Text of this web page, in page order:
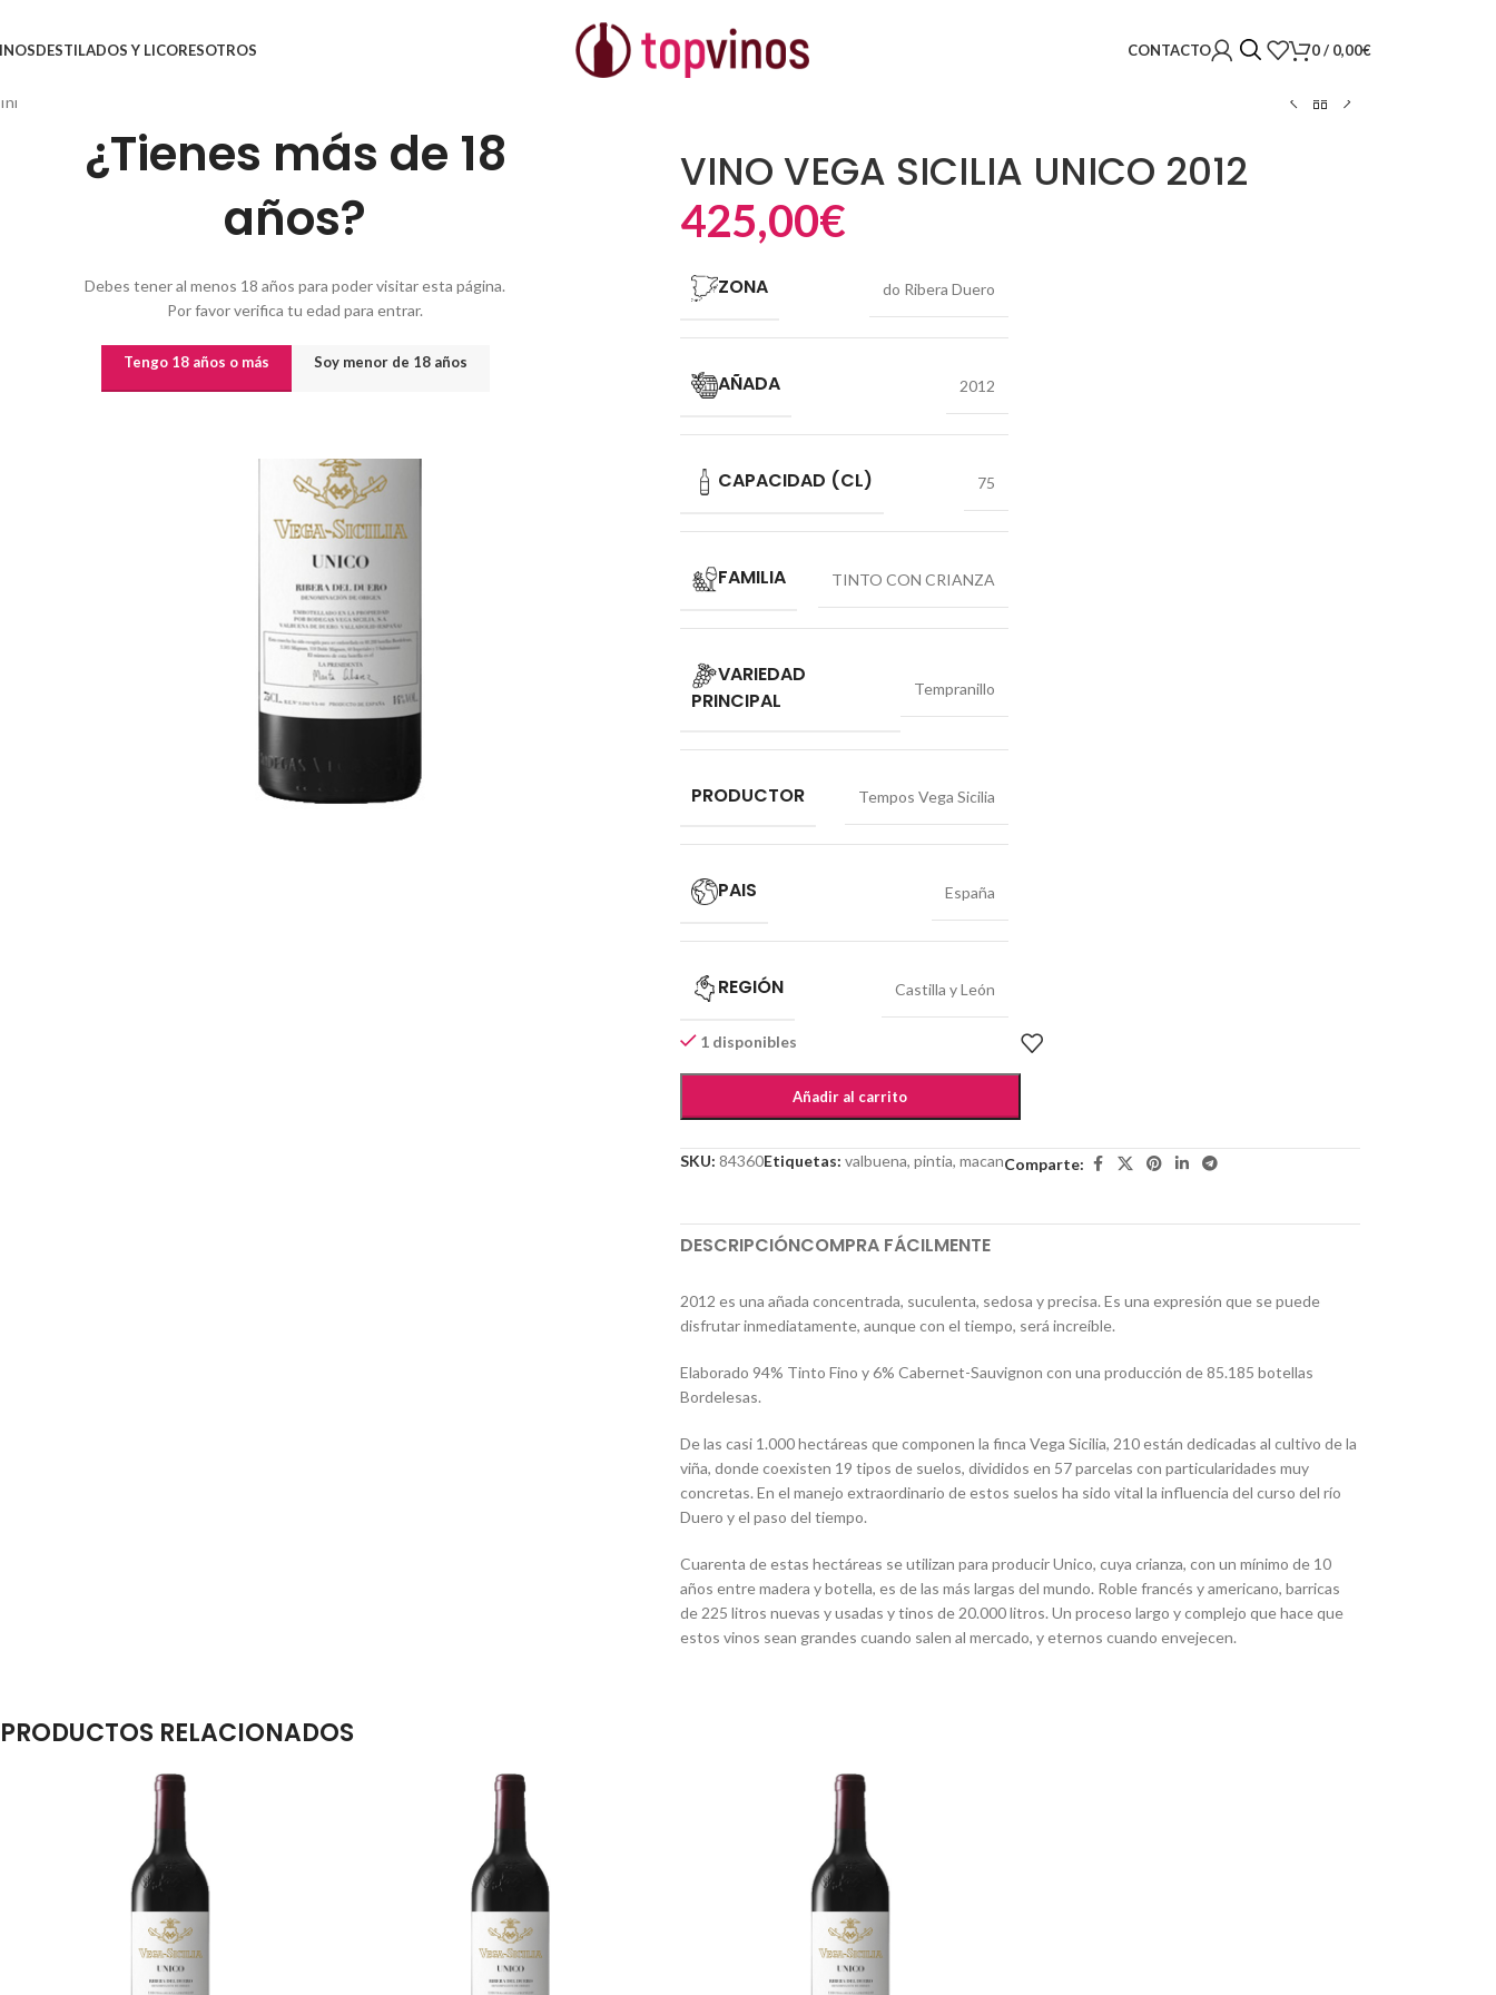
¿Tienes más de 18
años?
Debes tener al menos 18 años para poder visitar esta página.
Por favor verifica tu edad para entrar.
Tengo 18 años o más Soy menor de 18 años
DESTILADOS Y LICORESOTROS CONTACTO 0/ 0,00€
Inicio
VINO VEGA SICILIA UNICO 2012
425,00€
ZONA do Ribera Duero
AÑADA 2012
CAPACIDAD (CL) 75
FAMILIA TINTO CON CRIANZA
VARIEDAD
PRINCIPAL
Tempranillo
PRODUCTOR Tempos Vega Sicilia
PAIS España
REGIÓN Castilla y León
1 disponibles
Añadir al carrito
SKU: 84360Etiquetas: valbuena, pintia, macanComparte:
DESCRIPCIÓNCOMPRA FÁCILMENTE
2012 es una añada concentrada, suculenta, sedosa y precisa. Es una expresión que se puede
disfrutar inmediatamente, aunque con el tiempo, será increíble.
Elaborado 94% Tinto Fino y 6% Cabernet-Sauvignon con una producción de 85.185 botellas
Bordelesas.
De las casi 1.000 hectáreas que componen la finca Vega Sicilia, 210 están dedicadas al cultivo de la
viña, donde coexisten 19 tipos de suelos, divididos en 57 parcelas con particularidades muy
concretas. En el manejo extraordinario de estos suelos ha sido vital la influencia del curso del río
Duero y el paso del tiempo.
Cuarenta de estas hectáreas se utilizan para producir Unico, cuya crianza, con un mínimo de 10
años entre madera y botella, es de las más largas del mundo. Roble francés y americano, barricas
de 225 litros nuevas y usadas y tinos de 20.000 litros. Un proceso largo y complejo que hace que
estos vinos sean grandes cuando salen al mercado, y eternos cuando envejecen.
PRODUCTOS RELACIONADOS